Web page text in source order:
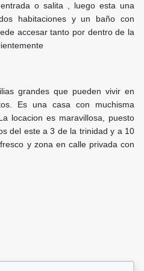
o salita , luego esta una
habitaciones y un baño con
accesar tanto por dentro de la
grandes que pueden vivir en
Es una casa con muchisma
locacion es maravillosa, puesto
del este a 3 de la trinidad y a 10
y zona en calle privada con